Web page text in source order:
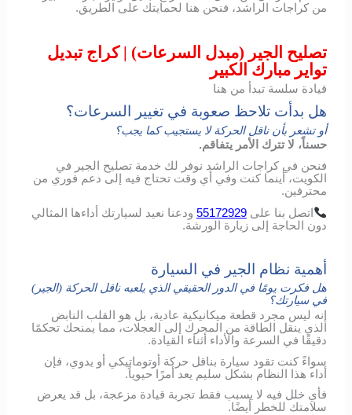
من كراجات الراشد، فنحن هنا لحمايتك على الطريق.
تصليح الجير (مبدل السرعات) | كراج تبديل
تواير مبارك الكبير
قيادة سلسة تبدأ من هنا
هل بدأت تلاحظ صعوبة في تغيير السرعات؟
أو تشعر بأن ناقل الحركة لا يستجيب كما يجب؟
حسناً، لا تترك الأمر يتفاقم.
فنحن في كراجات الراشد نوفر لك خدمة تصليح الجير في
الكويت، أينما كنت وفي أي وقت تحتاج فيه إلى دعم فوري من
محترفين.
اتصل بنا على55172929 ودعنا نعيد لسيارتك أداءها
المثالي
دون
الحاجة إلى زيارة الورشة.
أهمية نظام الجير في السيارة
هل فكرت يومًا في الدور الحقيقي الذي يلعبه ناقل الحركة (الجير)
في سيارتك؟
إنه ليس مجرد قطعة ميكانيكية عادية، بل هو القلب النابض
الذي ينقل الطاقة من المحرك إلى العجلات، مما يمنحك تحكمًا
دقيقًا في السرعة والأداء أثناء القيادة.
سواءً كنت تقود سيارة بناقل حركة أوتوماتيكي أو يدوي، فإن
أداء هذا النظام بشكل سليم يعد أمرًا حيوياً.
فأي خلل فيه لا يسبب فقط تجربة قيادة مزعجة، بل قد يعرض
سلامتك للخطر أيضًا.